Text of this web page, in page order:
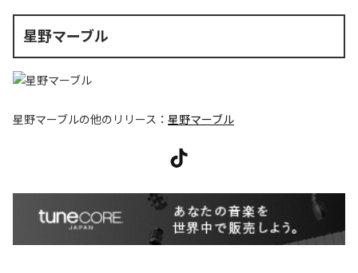
星野マーブル
星野マーブルの他のリリース： 星野マーブル